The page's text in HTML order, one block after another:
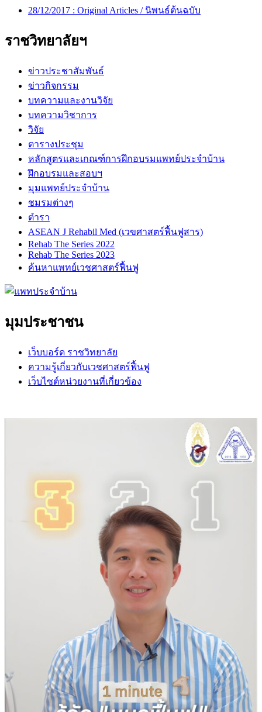
28/12/2017 : Original Articles / นิพนธ์ต้นฉบับ
ราชวิทยาลัยฯ
ข่าวประชาสัมพันธ์
ข่าวกิจกรรม
บทความและงานวิจัย
บทความวิชาการ
วิจัย
ตารางประชุม
หลักสูตรและเกณฑ์การฝึกอบรมแพทย์ประจำบ้าน
ฝึกอบรมและสอบฯ
มุมแพทย์ประจำบ้าน
ชมรมต่างๆ
ตำรา
ASEAN J Rehabil Med (เวขศาสตร์ฟื้นฟูสาร)
Rehab The Series 2022
Rehab The Series 2023
ค้นหาแพทย์เวชศาสตร์ฟื้นฟู
มุมประชาชน
เว็บบอร์ด ราชวิทยาลัย
ความรู้เกี่ยวกับเวชศาสตร์ฟื้นฟู
เว็บไซต์หน่วยงานที่เกี่ยวข้อง